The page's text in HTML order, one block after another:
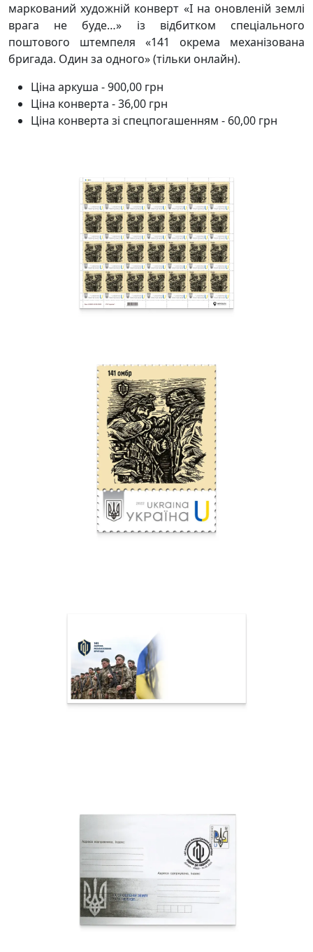
маркований художній конверт «І на оновленій землі
врага не буде…» із відбитком спеціального
поштового штемпеля «141 окрема механізована
бригада. Один за одного» (тільки онлайн).
Ціна аркуша - 900,00 грн
Ціна конверта - 36,00 грн
Ціна конверта зі спецпогашенням - 60,00 грн